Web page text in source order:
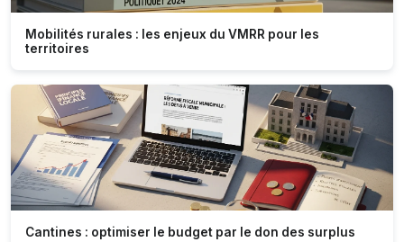
Mobilités rurales : les enjeux du VMRR pour les
territoires
Cantines : optimiser le budget par le don des surplus